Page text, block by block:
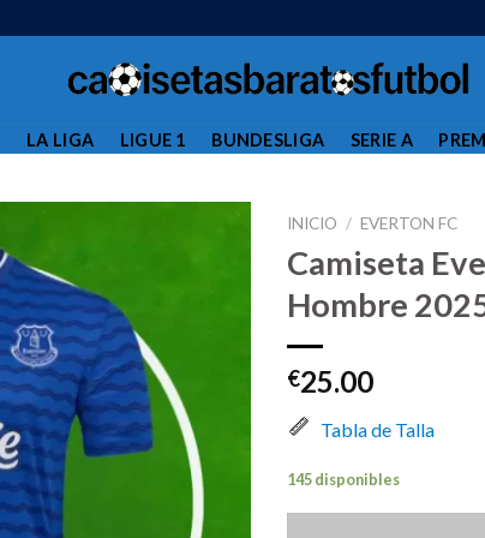
LA LIGA LIGUE 1 BUNDESLIGA SERIE A
INICIO / EVERTON FC
Camiseta
Hombre
€25.00
Tabla de Talla
145 disponibles